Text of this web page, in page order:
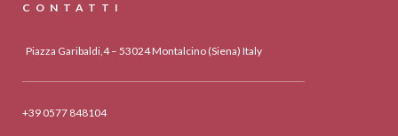
CONTATTI
Piazza Garibaldi,4 – 53024 Montalcino (Siena) Italy
+39 0577 848104